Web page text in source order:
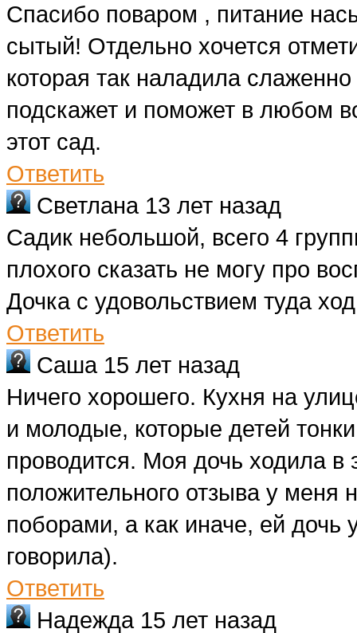
Спасибо поваром , питание
сытый! Отдельно хочется
которая так наладила
подскажет и поможет в любом
этот сад.
Ответить
Светлана 13 лет назад
Садик небольшой, всего 4
плохого сказать не могу про
Дочка с удовольствием туда
Ответить
Саша 15 лет назад
Ничего хорошего. Кухня на
и молодые, которые детей
проводится. Моя дочь ходила в
положительного отзыва у меня
поборами, а как иначе, ей дочь
говорила).
Ответить
Надежда 15 лет назад